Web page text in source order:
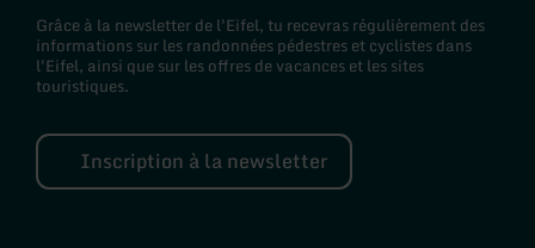
Grâce à la newsletter de l'Eifel, tu recevras régulièrement des
informations sur les randonnées pédestres et cyclistes dans
l'Eifel, ainsi que sur les offres de vacances et les sites
touristiques.
Inscription à la newsletter